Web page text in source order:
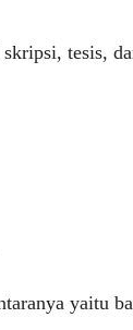
tesis,
yaitu